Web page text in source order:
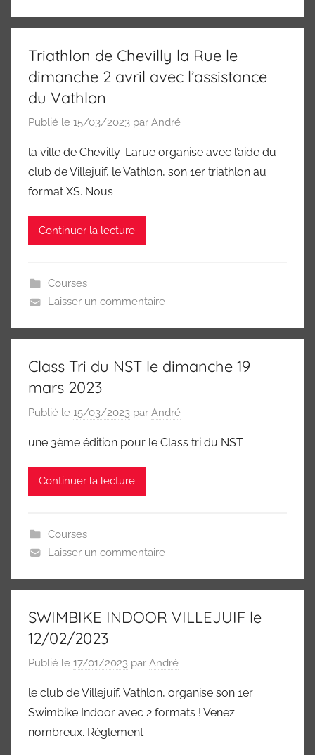
Triathlon de Chevilly la Rue le
dimanche 2 avril avec l’assistance
du Vathlon
Publié le 15/03/2023 par André
la ville de Chevilly-Larue organise avec l’aide du
club de Villejuif, le Vathlon, son 1er triathlon au
format XS. Nous
Continuer la lecture
Courses
Laisser un commentaire
Class Tri du NST le dimanche 19
mars 2023
Publié le 15/03/2023 par André
une 3ème édition pour le Class tri du NST
Continuer la lecture
Courses
Laisser un commentaire
SWIMBIKE INDOOR VILLEJUIF le
12/02/2023
Publié le 17/01/2023 par André
le club de Villejuif, Vathlon, organise son 1er
Swimbike Indoor avec 2 formats ! Venez
nombreux. Règlement